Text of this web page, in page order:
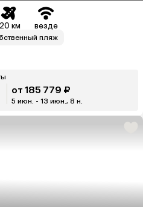
км везде
пляж
от 185 779 ₽
5 июн. - 13 июн., 8 н.